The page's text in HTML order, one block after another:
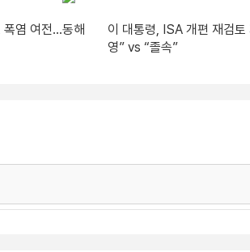
폭염 여전…동해
이 대통령, ISA 개편 재검
영” vs “졸속”